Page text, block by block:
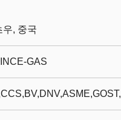
우, 중국
GAS